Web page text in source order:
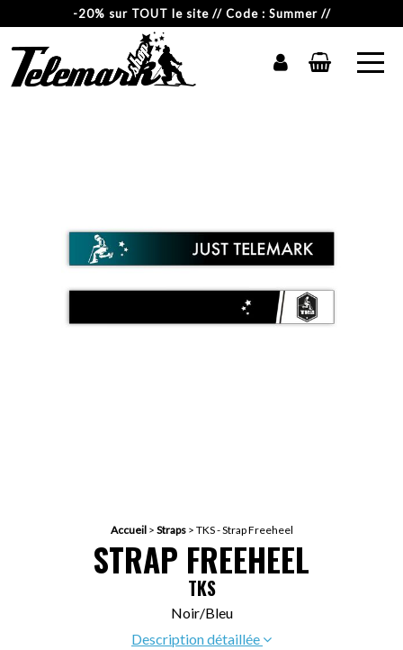
-20% sur TOUT le site // Code : Summer //
Accueil> Straps> TKS - Strap Freeheel
STRAP FREEHEEL
TKS
Noir/Bleu
Description détaillée